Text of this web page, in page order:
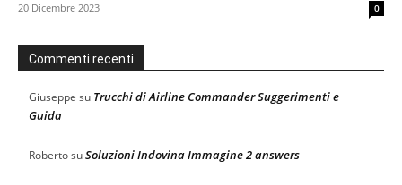
20 Dicembre 2023 0
Commenti recenti
Giuseppe su Trucchi di Airline Commander Suggerimenti e
Guida
RobertosuSoluzioni Indovina Immagine 2 answers